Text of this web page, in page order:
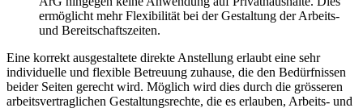
ermöglicht mehr Flexibilität bei der Gestaltung der Arbeits-
und Bereitschaftszeiten.
Eine korrekt ausgestaltete direkte Anstellung erlaubt eine sehr
individuelle und flexible Betreuung zuhause, die den Bedürfnissen
beider Seiten gerecht wird. Möglich wird dies durch die grösseren
arbeitsvertraglichen Gestaltungsrechte, die es erlauben, Arbeits- und